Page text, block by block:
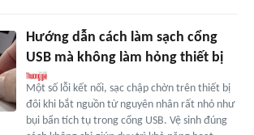
Hướng dẫn cách làm sạch cổng
USB mà không làm hỏng thiết bị
Một số lỗi kết nối, sạc chập chờn trên thiết bị
đôi khi bắt nguồn từ nguyên nhân rất nhỏ như
bụi bẩn tích tụ trong cổng USB. Vệ sinh đúng